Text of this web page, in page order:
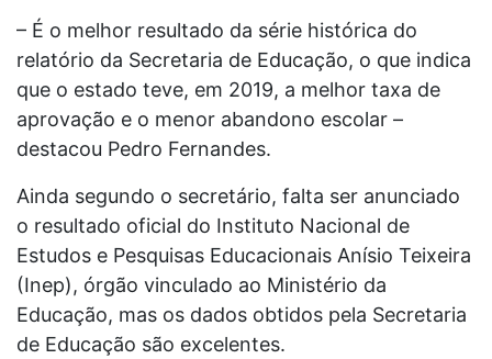
– É o melhor resultado da série histórica do
relatório da Secretaria de Educação, o que indica
que o estado teve, em 2019, a melhor taxa de
aprovação e o menor abandono escolar –
destacou Pedro Fernandes.
Ainda segundo o secretário, falta ser anunciado
o resultado oficial do Instituto Nacional de
Estudos e Pesquisas Educacionais Anísio Teixeira
(Inep), órgão vinculado ao Ministério da
Educação, mas os dados obtidos pela Secretaria
de Educação são excelentes.